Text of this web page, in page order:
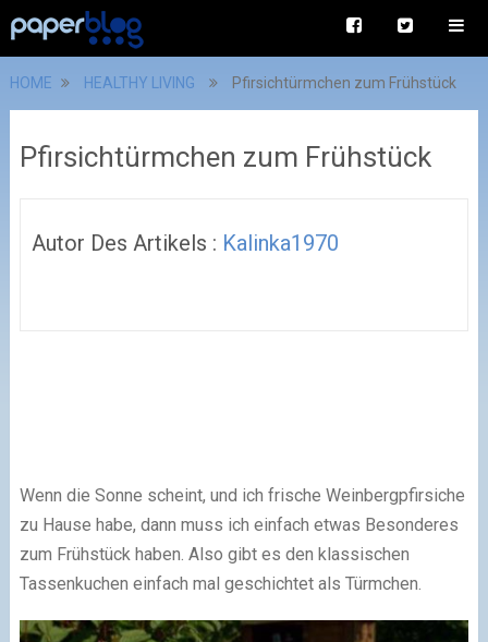
HOME HEALTHY LIVING Pfirsichtürmchen zum Frühstück
Pfirsichtürmchen zum Frühstück
Autor Des Artikels : Kalinka1970
Wenn die Sonne scheint, und ich frische Weinbergpfirsiche
zu Hause habe, dann muss ich einfach etwas Besonderes
zum Frühstück haben. Also gibt es den klassischen
Tassenkuchen einfach mal geschichtet als Türmchen.